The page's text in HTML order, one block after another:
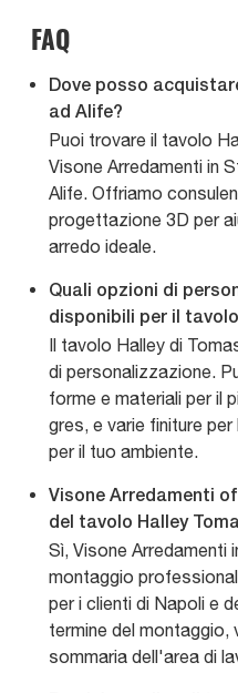
FAQ
Dove posso
ad Alife?
Puoi trovare il tavolo
Visone Arredamenti in
Alife. Offriamo
progettazione 3D per
arredo ideale.
Quali opzioni di
disponibili per il
Il tavolo Halley di
di personalizzazione.
forme e materiali per il
gres, e varie finiture
per il tuo ambiente.
Visone Arredamenti
del tavolo Halley
Sì, Visone Arredamenti
montaggio
per i clienti di Napoli e
termine del montaggio,
sommaria dell'area di